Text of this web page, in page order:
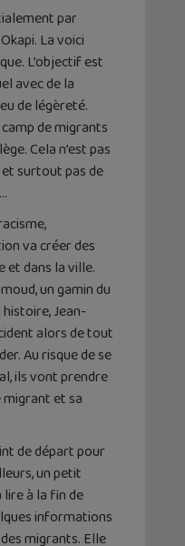
par
La voici
L’objectif est
avec de la
de légèreté.
de migrants
Cela n’est pas
surtout pas de
va créer des
et dans la ville.
un gamin du
Jean-
alors de tout
Au risque de se
ils vont prendre
et sa
de départ pour
un petit
lire à la fin de
informations
migrants. Elle